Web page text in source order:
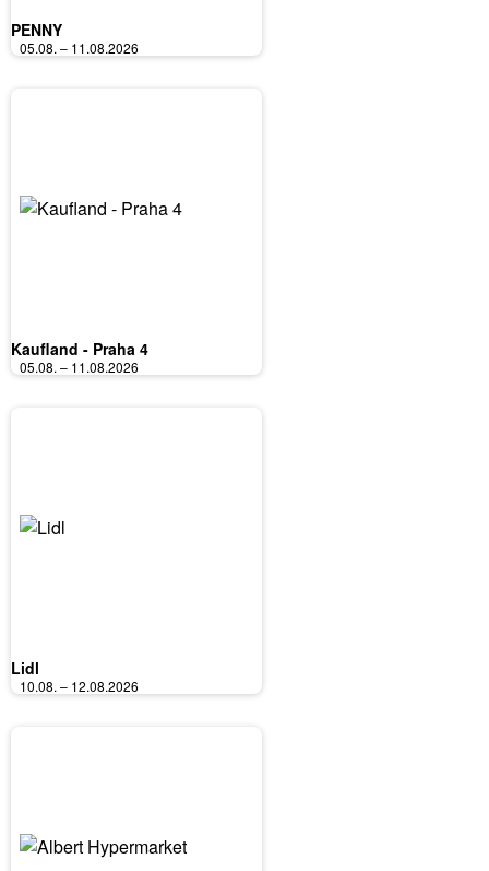
PENNY
05.08. – 11.08.2026
Kaufland - Praha 4
05.08. – 11.08.2026
Lidl
10.08. – 12.08.2026